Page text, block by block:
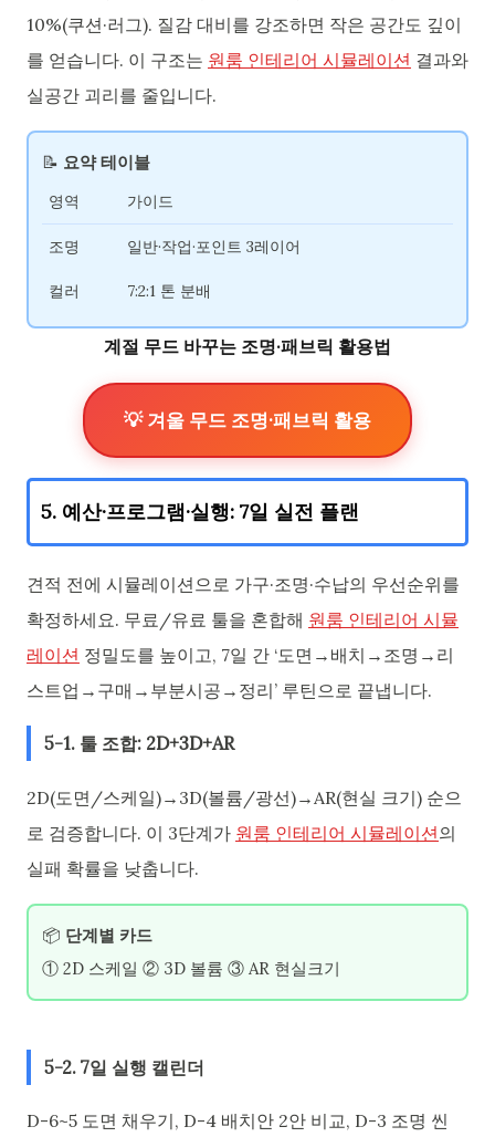
10%(쿠션·러그). 질감 대비를 강조하면 작은 공간도 깊이
를 얻습니다. 이 구조는 원룸 인테리어 시뮬레이션 결과와
실공간 괴리를 줄입니다.
📝 요약 테이블
영역 가이드
조명 일반·작업·포인트 3레이어
컬러 7:2:1 톤 분배
계절 무드 바꾸는 조명·패브릭 활용법
💡 겨울 무드 조명·패브릭 활용
5. 예산·프로그램·실행: 7일 실전 플랜
견적 전에 시뮬레이션으로 가구·조명·수납의 우선순위를
확정하세요. 무료/유료 툴을 혼합해 원룸 인테리어 시뮬
레이션 정밀도를 높이고, 7일 간 ‘도면→배치→조명→리
스트업→구매→부분시공→정리’ 루틴으로 끝냅니다.
5-1. 툴 조합: 2D+3D+AR
2D(도면/스케일)→3D(볼륨/광선)→AR(현실 크기) 순으
로 검증합니다. 이 3단계가 원룸 인테리어 시뮬레이션의
실패 확률을 낮춥니다.
📦 단계별 카드
① 2D 스케일 ② 3D 볼륨 ③ AR 현실크기
5-2. 7일 실행 캘린더
D-6~5 도면 채우기, D-4 배치안 2안 비교, D-3 조명 씬